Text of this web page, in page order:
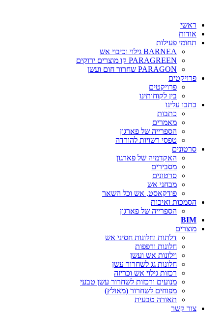
ראשי
אודות
תחומי פעילות
BARNEA גילוי וכיבוי אש
PARAGREEN קו מוצרים ירוקים
PARAGON שחרור חום ועשן
פרויקטים
פרויקטים
בין לקוחותינו
כתבו עלינו
כתבות
מאמרים
הספרייה של פארגון
טפסי רשויות להורדה
סרטונים
האקדמיה של פארגון
מסבירים
סרטונים
מבחני אש
פודקאסט, אש וכל השאר
הסמכות ואיכות
הספרייה של פארגון
BIM
מוצרים‎
דלתות וחלונות חסיני אש
חלונות ורפפות
וילונות אש ועשן
חלונות גג לשחרור עשן
רכזות גילוי אש וכריזה
מנועים ורכזות לשחרור עשן טבעי
מפוחים לשחרור (מאולץ)
תאורה טבעית
צור קשר